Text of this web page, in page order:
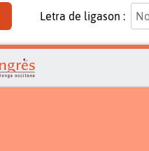
Letra de ligason :